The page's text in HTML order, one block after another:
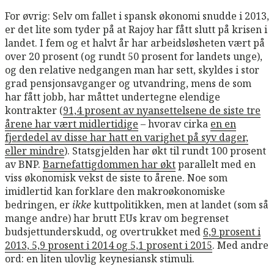
For øvrig: Selv om fallet i spansk økonomi snudde i 2013,
er det lite som tyder på at Rajoy har fått slutt på krisen i
landet. I fem og et halvt år har arbeidsløsheten vært på
over 20 prosent (og rundt 50 prosent for landets unge),
og den relative nedgangen man har sett, skyldes i stor
grad pensjonsavganger og utvandring, mens de som
har fått jobb, har måttet undertegne elendige
kontrakter (91,4 prosent av nyansettelsene de siste tre
årene har vært midlertidige – hvorav cirka en en
fjerdedel av disse har hatt en varighet på syv dager,
eller mindre). Statsgjelden har økt til rundt 100 prosent
av BNP. Barnefattigdommen har øktparallelt med en
viss økonomisk vekst de siste to årene. Noe som
imidlertid kan forklare den makroøkonomiske
bedringen, er ikkekuttpolitikken, men at landet (som så
mange andre) har brutt EUs krav om begrenset
budsjettunderskudd, og overtrukket med 6,9 prosent i
2013, 5,9 prosent i 2014 og 5,1 prosent i 2015. Med andre
ord: en liten ulovlig keynesiansk stimuli.